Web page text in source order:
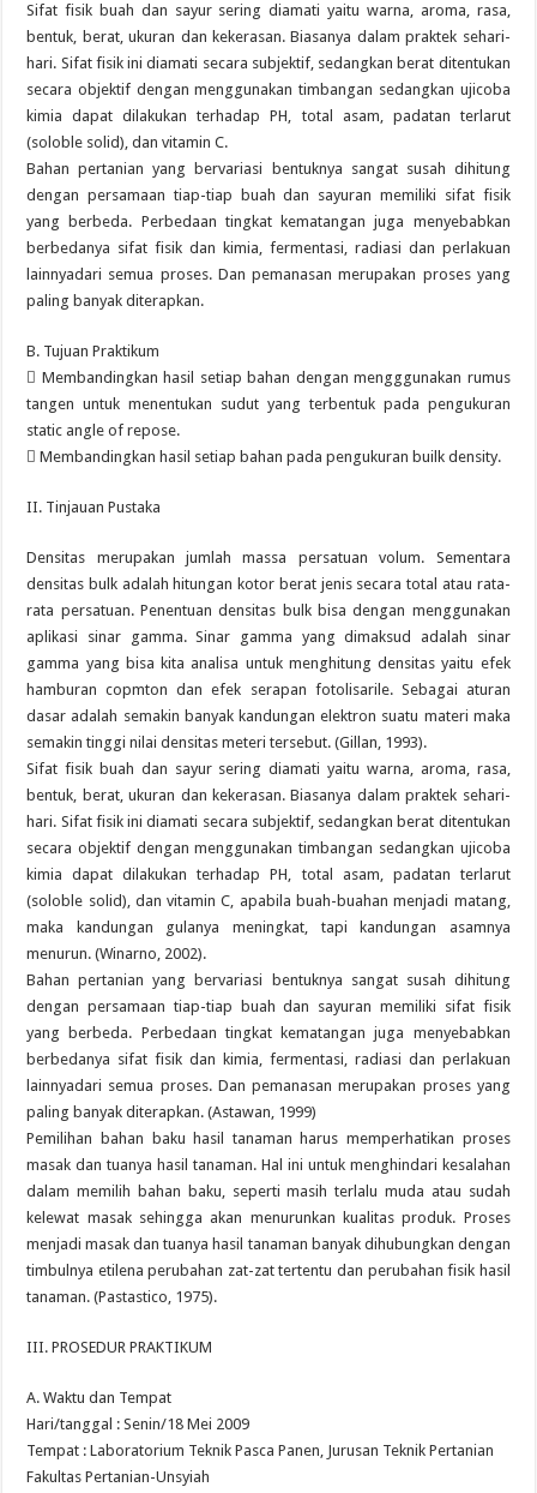
Sifat fisik buah dan sayur sering diamati yaitu warna, aroma, rasa,
bentuk, berat, ukuran dan kekerasan. Biasanya dalam praktek sehari-
hari. Sifat fisik ini diamati secara subjektif, sedangkan berat ditentukan
secara objektif dengan menggunakan timbangan sedangkan ujicoba
kimia dapat dilakukan terhadap PH, total asam, padatan terlarut
(soloble solid), dan vitamin C.
Bahan pertanian yang bervariasi bentuknya sangat susah dihitung
dengan persamaan tiap-tiap buah dan sayuran memiliki sifat fisik
yang berbeda. Perbedaan tingkat kematangan juga menyebabkan
berbedanya sifat fisik dan kimia, fermentasi, radiasi dan perlakuan
lainnyadari semua proses. Dan pemanasan merupakan proses yang
paling banyak diterapkan.
B. Tujuan Praktikum
 Membandingkan hasil setiap bahan dengan mengggunakan rumus
tangen untuk menentukan sudut yang terbentuk pada pengukuran
static angle of repose.
 Membandingkan hasil setiap bahan pada pengukuran builk density.
II. Tinjauan Pustaka
Densitas merupakan jumlah massa persatuan volum. Sementara
densitas bulk adalah hitungan kotor berat jenis secara total atau rata-
rata persatuan. Penentuan densitas bulk bisa dengan menggunakan
aplikasi sinar gamma. Sinar gamma yang dimaksud adalah sinar
gamma yang bisa kita analisa untuk menghitung densitas yaitu efek
hamburan copmton dan efek serapan fotolisarile. Sebagai aturan
dasar adalah semakin banyak kandungan elektron suatu materi maka
semakin tinggi nilai densitas meteri tersebut. (Gillan, 1993).
Sifat fisik buah dan sayur sering diamati yaitu warna, aroma, rasa,
bentuk, berat, ukuran dan kekerasan. Biasanya dalam praktek sehari-
hari. Sifat fisik ini diamati secara subjektif, sedangkan berat ditentukan
secara objektif dengan menggunakan timbangan sedangkan ujicoba
kimia dapat dilakukan terhadap PH, total asam, padatan terlarut
(soloble solid), dan vitamin C, apabila buah-buahan menjadi matang,
maka kandungan gulanya meningkat, tapi kandungan asamnya
menurun. (Winarno, 2002).
Bahan pertanian yang bervariasi bentuknya sangat susah dihitung
dengan persamaan tiap-tiap buah dan sayuran memiliki sifat fisik
yang berbeda. Perbedaan tingkat kematangan juga menyebabkan
berbedanya sifat fisik dan kimia, fermentasi, radiasi dan perlakuan
lainnyadari semua proses. Dan pemanasan merupakan proses yang
paling banyak diterapkan. (Astawan, 1999)
Pemilihan bahan baku hasil tanaman harus memperhatikan proses
masak dan tuanya hasil tanaman. Hal ini untuk menghindari kesalahan
dalam memilih bahan baku, seperti masih terlalu muda atau sudah
kelewat masak sehingga akan menurunkan kualitas produk. Proses
menjadi masak dan tuanya hasil tanaman banyak dihubungkan dengan
timbulnya etilena perubahan zat-zat tertentu dan perubahan fisik hasil
tanaman. (Pastastico, 1975).
III. PROSEDUR PRAKTIKUM
A. Waktu dan Tempat
Hari/tanggal : Senin/18 Mei 2009
Tempat : Laboratorium Teknik Pasca Panen, Jurusan Teknik Pertanian
Fakultas Pertanian-Unsyiah